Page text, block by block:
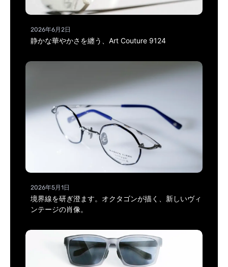
2026年6月2日
静かな華やかさを纏う、Art Couture 9124
2026年5月1日
境界線を研ぎ澄ます。オクタゴンが描く、新しいヴィ
ンテージの肖像。